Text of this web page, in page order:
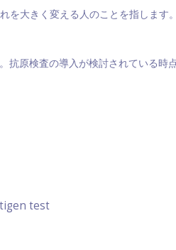
大きく変える人のことを指しま
原検査の導入が検討されている時点
test